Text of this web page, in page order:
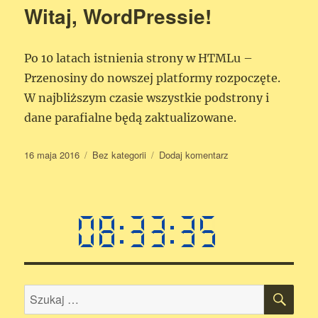
Witaj, WordPressie!
Po 10 latach istnienia strony w HTMLu –
Przenosiny do nowszej platformy rozpoczęte.
W najbliższym czasie wszystkie podstrony i
dane parafialne będą zaktualizowane.
Data
16 maja 2016 Kategorie
Bez kategorii Dodaj komentarz
Szukaj: